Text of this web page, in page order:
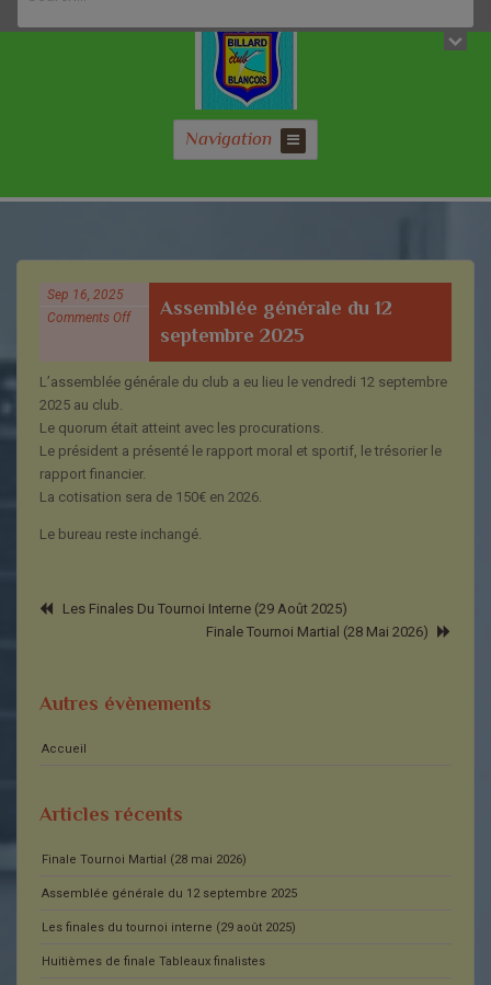
Navigation
Sep 16, 2025
Comments Off
Assemblée générale du 12
septembre 2025
L’assemblée générale du club a eu lieu le vendredi 12 septembre
2025 au club.
Le quorum était atteint avec les procurations.
Le président a présenté le rapport moral et sportif, le trésorier le
rapport financier.
La cotisation sera de 150€ en 2026.
Le bureau reste inchangé.
Les Finales Du Tournoi Interne (29 Août 2025)
Finale Tournoi Martial (28 Mai 2026)
Autres évènements
Accueil
Articles récents
Finale Tournoi Martial (28 mai 2026)
Assemblée générale du 12 septembre 2025
Les finales du tournoi interne (29 août 2025)
Huitièmes de finale Tableaux finalistes